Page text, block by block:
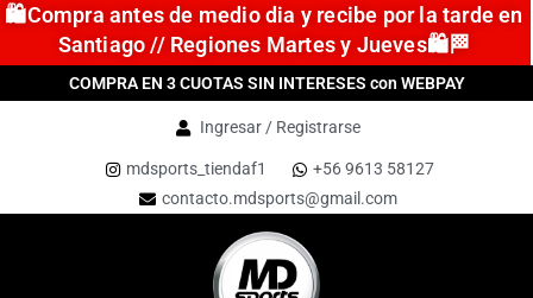
🛍️Compra antes de medio dia y recibe por la tarde en
Santiago // Regiones Martes y Jueves🛍️🏁
COMPRA EN 3 CUOTAS SIN INTERESES con WEBPAY
Ingresar / Registrarse
mdsports_tiendaf1
+56 9613 58127
contacto.mdsports@gmail.com